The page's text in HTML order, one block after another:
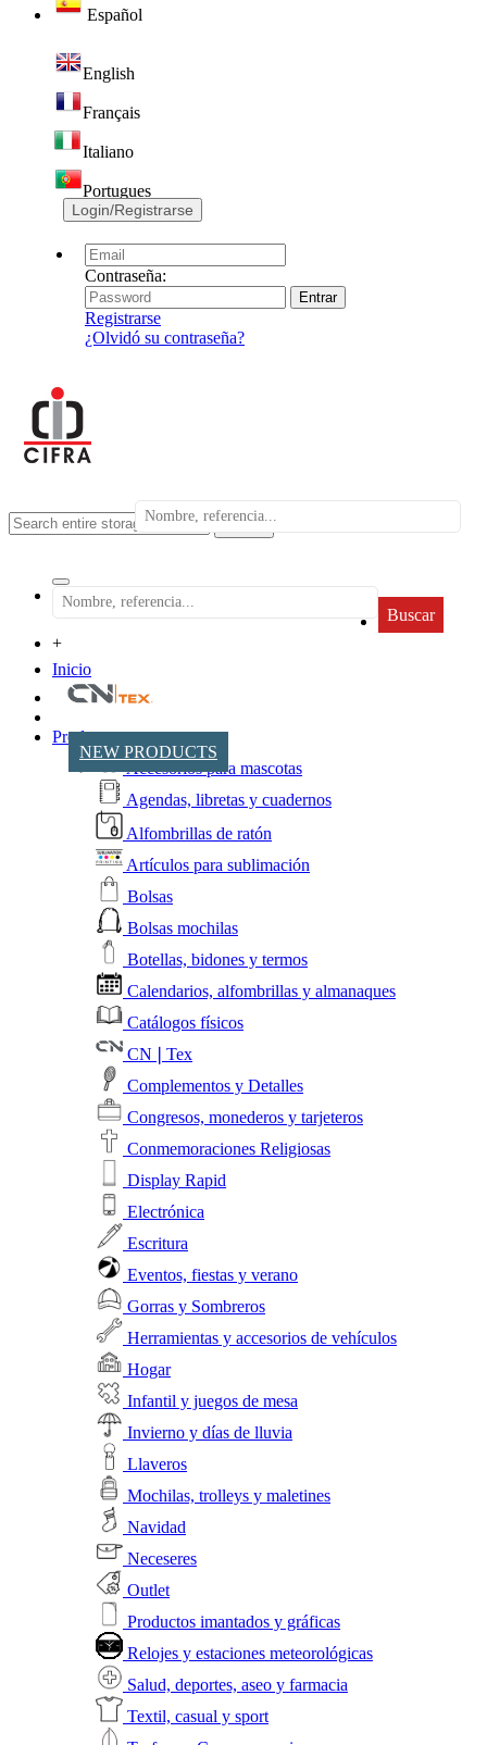
Español
English
Français
Italiano
Portugues
Login/Registrarse
Contraseña:
Registrarse
¿Olvidó su contraseña?
search
Buscar
+
Inicio
NEW PRODUCTS
Productos
Accesorios para mascotas
Agendas, libretas y cuadernos
Alfombrillas de ratón
Artículos para sublimación
Bolsas
Bolsas mochilas
Botellas, bidones y termos
Calendarios, alfombrillas y almanaques
Catálogos físicos
CN❘Tex
Complementos y Detalles
Congresos, monederos y tarjeteros
Conmemoraciones Religiosas
Display Rapid
Electrónica
Escritura
Eventos, fiestas y verano
Gorras y Sombreros
Herramientas y accesorios de vehículos
Hogar
Infantil y juegos de mesa
Invierno y días de lluvia
Llaveros
Mochilas, trolleys y maletines
Navidad
Neceseres
Outlet
Productos imantados y gráficas
Relojes y estaciones meteorológicas
Salud, deportes, aseo y farmacia
Textil, casual y sport